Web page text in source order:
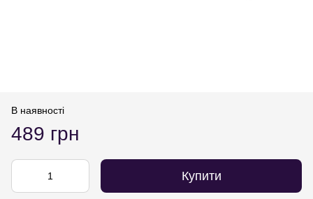
В наявності
489 грн
Купити